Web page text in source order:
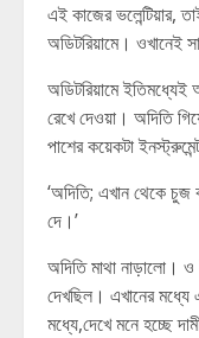
এই কাজের ভলেন্টিয়ার,
অডিটরিয়ামে। ওখানেই
অডিটরিয়ামে ইতিমধ্যেই
রেখে দেওয়া। অদিতি
পাশের কয়েকটা
‘অদিতি; এখান থেকে চুজ
দে।’
অদিতি মাথা নাড়ালো। ও
দেখছিল। এখানের মধ্যে
মধ্যে,দেখে মনে হচ্ছে